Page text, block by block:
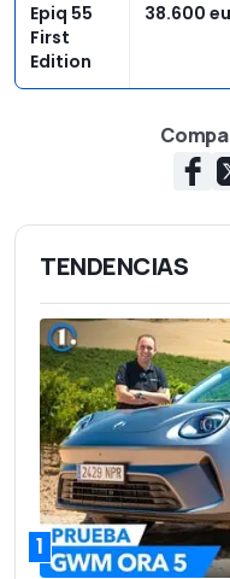
Epiq 55
First
Edition
38.600
TENDENCIAS
1